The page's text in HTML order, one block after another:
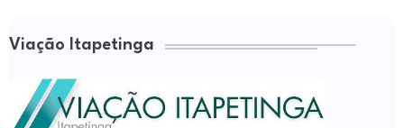
Viação Itapetinga